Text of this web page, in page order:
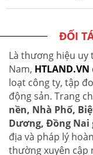
ĐỐI
Là thương hiệu
Nam, HTLAND.VN
loạt công ty, tập
động sản. Trang
nền, Nhà Phố,
Dương, Đồng Nai
địa và pháp lý
thường xuyên cập